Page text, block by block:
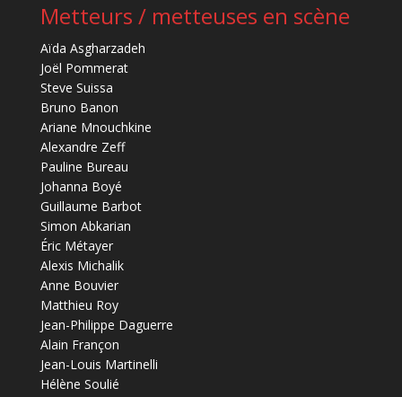
Metteurs / metteuses en scène
Aïda Asgharzadeh
Joël Pommerat
Steve Suissa
Bruno Banon
Ariane Mnouchkine
Alexandre Zeff
Pauline Bureau
Johanna Boyé
Guillaume Barbot
Simon Abkarian
Éric Métayer
Alexis Michalik
Anne Bouvier
Matthieu Roy
Jean-Philippe Daguerre
Alain Françon
Jean-Louis Martinelli
Hélène Soulié